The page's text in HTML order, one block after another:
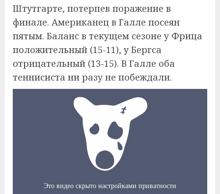
Штутгарте, потерпев поражение в
финале. Американец в Галле посеян
пятым. Баланс в текущем сезоне у Фрица
положительный (15-11), у Бергса
отрицательный (13-15). В Галле оба
теннисиста ни разу не побеждали.